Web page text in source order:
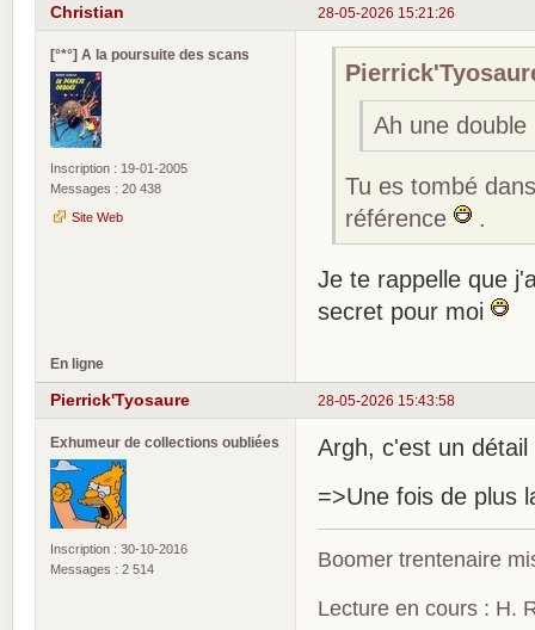
28-05-2026 15:21:26
Christian
[°*°] A la poursuite des scans
Inscription : 19-01-2005
Messages : 20 438
Site Web
Ah une
Tu es tombé
référence
.
Je te rappelle que
secret pour moi
En ligne
28-05-2026 15:43:58
Pierrick'Tyosaure
Exhumeur de collections oubliées
Inscription : 30-10-2016
Messages : 2 514
Argh, c'est un
=>Une fois de plus
Boomer trentenaire
Lecture en cours : H.